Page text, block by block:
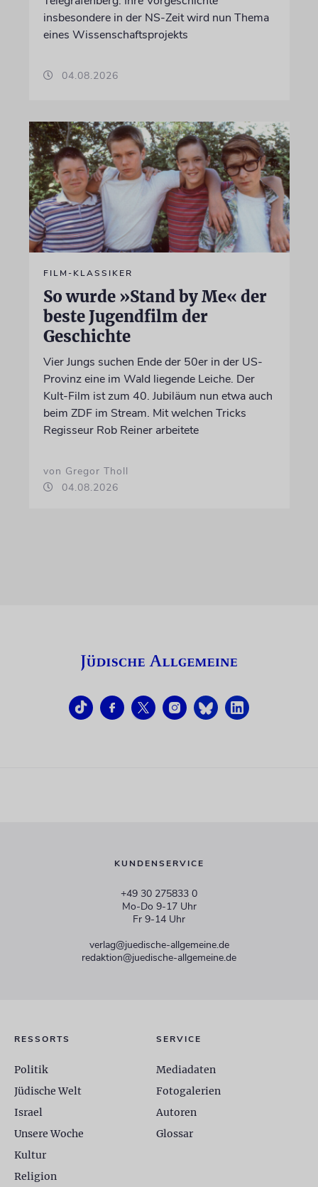
insbesondere in der NS-Zeit wird nun Thema
eines Wissenschaftsprojekts
04.08.2026
FILM-KLASSIKER
So wurde »Stand by Me« der
beste Jugendfilm der
Geschichte
Vier Jungs suchen Ende der 50er in der US-
Provinz eine im Wald liegende Leiche. Der
Kult-Film ist zum 40. Jubiläum nun etwa auch
beim ZDF im Stream. Mit welchen Tricks
Regisseur Rob Reiner arbeitete
von Gregor Tholl
04.08.2026
KUNDENSERVICE
+49 30 275833 0
Mo-Do 9-17 Uhr
Fr 9-14 Uhr
verlag@juedische-allgemeine.de
redaktion@juedische-allgemeine.de
RESSORTS
Politik
Jüdische Welt
Israel
Unsere Woche
Kultur
Religion
SERVICE
Mediadaten
Fotogalerien
Autoren
Glossar